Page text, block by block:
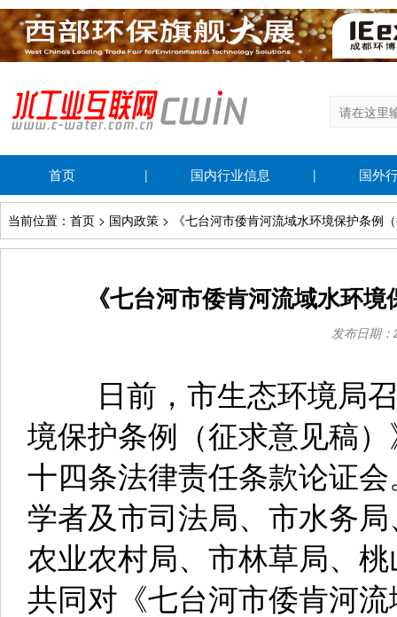
首页 | 国内行业信息 | 国外
当前位置：首页 > 国内政策 > 《七台河市倭肯河流域水环境保护条例
《七台河市倭肯河流域水环
发布日期
日前，市生态环境局召
境保护条例（征求意见稿
十四条法律责任条款论证
学者及市司法局、市水务
农业农村局、市林草局、
共同对《七台河市倭肯河